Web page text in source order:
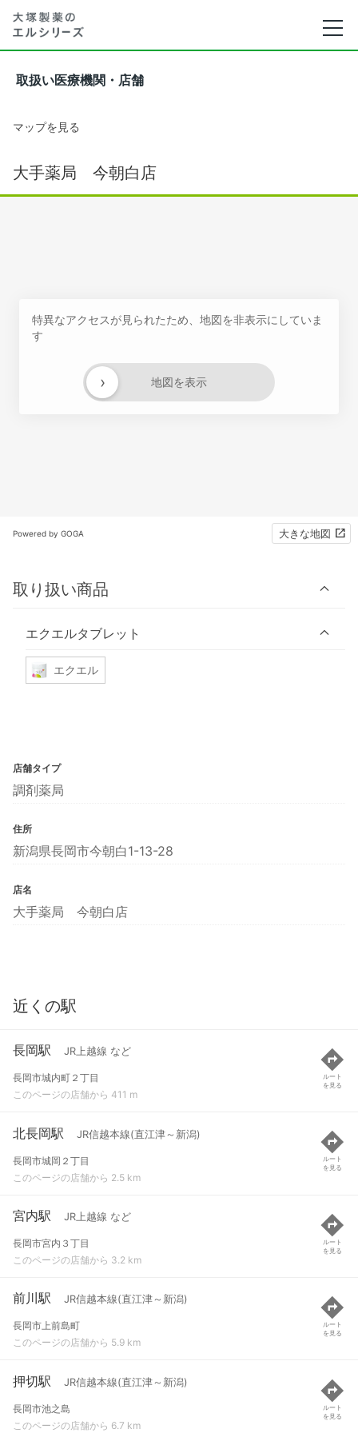
取扱い医療機関・店舗
マップを見る
大手薬局 今朝白店
特異なアクセスが見られたため、地図を非表示にしていま
す
地図を表示
›
Powered by GOGA 大きな地図
取り扱い商品
エクエルタブレット
エクエル
店舗タイプ
調剤薬局
住所
新潟県長岡市今朝白1-13-28
店名
大手薬局 今朝白店
近くの駅
長岡駅 JR上越線 など
長岡市城内町２丁目
このページの店舗から 411 m
ルート
を見る
北長岡駅 JR信越本線(直江津～新潟)
長岡市城岡２丁目
このページの店舗から 2.5 km
ルート
を見る
宮内駅 JR上越線 など
長岡市宮内３丁目
このページの店舗から 3.2 km
ルート
を見る
前川駅 JR信越本線(直江津～新潟)
長岡市上前島町
このページの店舗から 5.9 km
ルート
を見る
押切駅 JR信越本線(直江津～新潟)
長岡市池之島
このページの店舗から 6.7 km
ルート
を見る